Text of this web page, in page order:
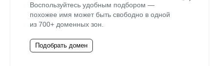
Воспользуйтесь удобным подбором —
похожее имя может быть свободно в одной
из 700+ доменных зон.
Подобрать домен